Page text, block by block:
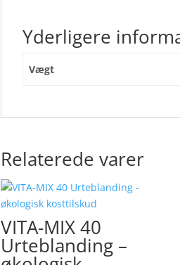
Yderligere
Vægt
Relaterede varer
VITA-MIX 40
Urteblanding –